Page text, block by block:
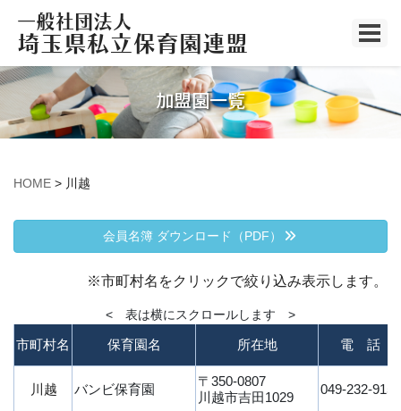
加盟園一覧
HOME > 川越
会員名簿 ダウンロード（PDF）
※市町村名をクリックで絞り込み表示します。
< 表は横にスクロールします >
市町村名 保育園名 所在地 電 話
川越 バンビ保育園
〒350-0807
川越市吉田1029
049-232-9155